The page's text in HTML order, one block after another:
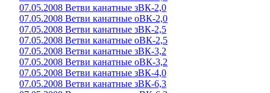
07.05.2008 Ветви канатные зВК-2,0
07.05.2008 Ветви канатные оВК-2,0
07.05.2008 Ветви канатные зВК-2,5
07.05.2008 Ветви канатные оВК-2,5
07.05.2008 Ветви канатные зВК-3,2
07.05.2008 Ветви канатные оВК-3,2
07.05.2008 Ветви канатные зВК-4,0
07.05.2008 Ветви канатные зВК-6,3